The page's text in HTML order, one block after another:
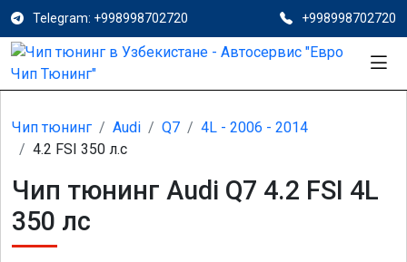
Telegram: +998998702720 +998998702720
Чип тюнинг Audi Q7
4L - 2006 - 2014
4.2 FSI 350 л.с
Чип тюнинг Audi Q7 4.2 FSI 4L
350 лс